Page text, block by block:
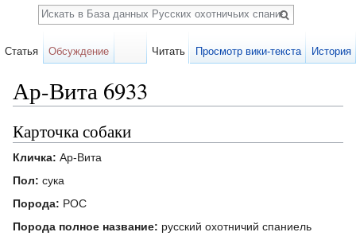
Ар-Вита 6933
Карточка собаки
Кличка: Ар-Вита
Пол: сука
Порода: РОС
Порода полное название: русский охотничий спаниель
Статья Обсуждение Читать Просмотр вики-текста История
Поиск